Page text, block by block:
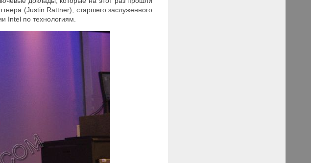
(Justin Rattner), старшего заслуженного
Intel по технологиям.